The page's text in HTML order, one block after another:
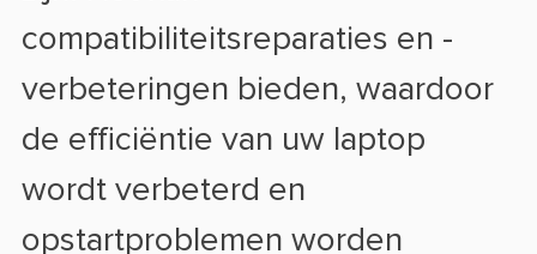
compatibiliteitsreparaties en -
verbeteringen bieden, waardoor
de efficiëntie van uw laptop
wordt verbeterd en
opstartproblemen worden